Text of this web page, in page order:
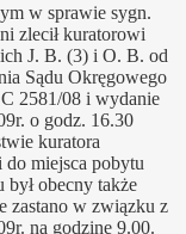
w sprawie sygn.
zlecił kuratorowi
J. B. (3) i O. B. od
Sądu Okręgowego
2581/08 i wydanie
o godz. 16.30
kuratora
miejsca pobytu
obecny także
zastano w związku z
na godzinę 9.00.